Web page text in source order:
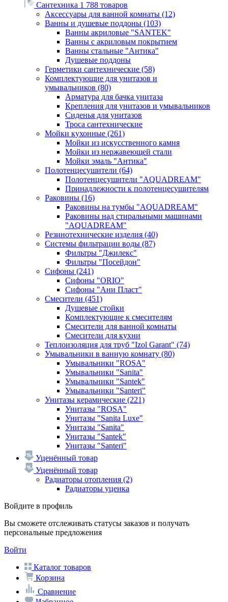
Сантехника 1 788 товаров
Аксессуары для ванной комнаты (12)
Ванны и душевые поддоны (103)
Ванны акриловые "SANTEK"
Ванны с акриловым покрытием
Ванны стальные "Антика"
Душевые поддоны
Герметики сантехнические (58)
Комплектующие для унитазов и
умывальников (80)
Арматура для бачка унитаза
Крепления для унитазов и умывальников
Сиденья для унитазов
Троса сантехнические
Мойки кухонные (261)
Мойки из искусственного камня
Мойки из нержавеющей стали
Мойки эмаль "Антика"
Полотенцесушители (64)
Полотенцесушители "AQUADREAM"
Принадлежности к полотенцесушителям
Раковины (16)
Раковины на тумбы "AQUADREAM"
Раковины над стиральными машинами
"AQUADREAM"
Резинотехнические изделия (40)
Системы фильтрации воды (87)
Фильтры "Джилекс"
Фильтры "Посейдон"
Сифоны (241)
Сифоны "ORIO"
Сифоны "Ани Пласт"
Смесители (451)
Душевые стойки
Комплектующие к смесителям
Смесители для ванной комнаты
Смесители для кухни
Теплоизоляция для труб "Izol Garant" (74)
Умывальники в ванную комнату (80)
Умывальники "ROSA"
Умывальники "Sanita"
Умывальники "Santek"
Умывальники "Santeri"
Унитазы керамические (221)
Унитазы "ROSA"
Унитазы "Sanita Luxe"
Унитазы "Sanita"
Унитазы "Santek"
Унитазы "Santeri"
Уценённый товар
Уценённый товар
Радиаторы отопления (2)
Радиаторы уценка
Войдите в профиль
Вы сможете отслеживать статусы заказов и получать
персональные предложения
Войти
Каталог товаров
Корзина
Сравнение